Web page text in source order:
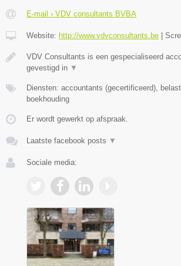
E-mail › VDV consultants BVBA
Website: http://www.vdvconsultants.be
VDV Consultants is een gespecialiseerd
gevestigd in ▼
Diensten: accountants (gecertificeerd),
boekhouding
Er wordt gewerkt op afspraak.
Laatste facebook posts ▼
Sociale media: